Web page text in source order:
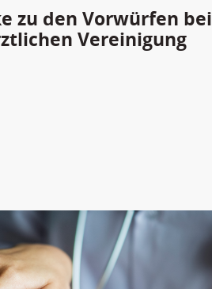
zu den Vorwürfen bei
Vereinigung